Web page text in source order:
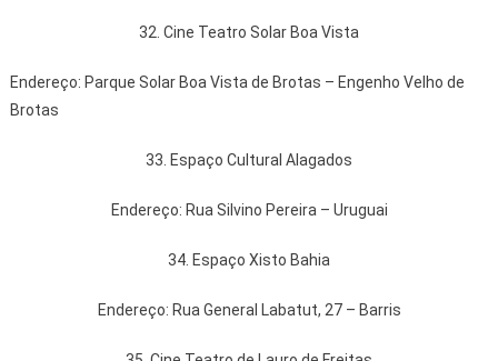
32. Cine Teatro Solar Boa Vista
Endereço: Parque Solar Boa Vista de Brotas – Engenho Velho de
Brotas
33. Espaço Cultural Alagados
Endereço: Rua Silvino Pereira – Uruguai
34. Espaço Xisto Bahia
Endereço: Rua General Labatut, 27 – Barris